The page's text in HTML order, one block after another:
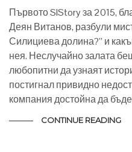
Първото SIStory за 2015,
Деян Витанов, разбули
Силициева долина?” и
нея. Неслучайно залата
любопитни да узнаят
постигнал привидно
компания достойна да
CONTINUE READING